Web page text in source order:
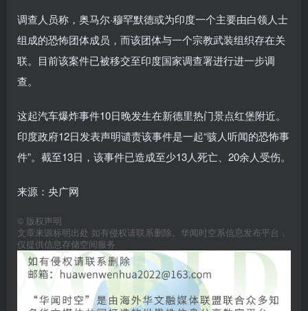
调查人员称，奥马尔·穆罕默德或为印度一个主要由白领人士
组成的恐怖团体成员，而该团体与一个宗教武装组织存在关
联。目前该案件已被移交至印度国家调查署进行进一步调
查。
这起汽车爆炸事件10日晚发生在新德里热门景点红堡附近。
印度政府12日发表声明谴责该事件是一起“骇人听闻的恐怖事
件”。截至13日，该事件已造成至少13人死亡、20余人受伤。
来源：央广网
© 版权声明
文章来源标明出处 如有侵权请联系删除。华闻时空系信息发布平台，
仅提供信息存储空间服务